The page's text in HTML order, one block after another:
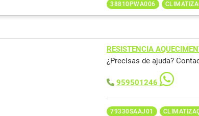
38810PWA006
RESISTENCIA
¿Precisas de ajuda?
959501246
79330SAAJ01